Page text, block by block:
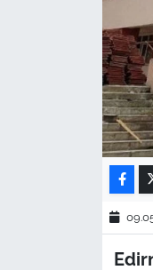
EDİRNE
TEKİRDAĞ
KIRKLARELİ
ÇANAKKALE